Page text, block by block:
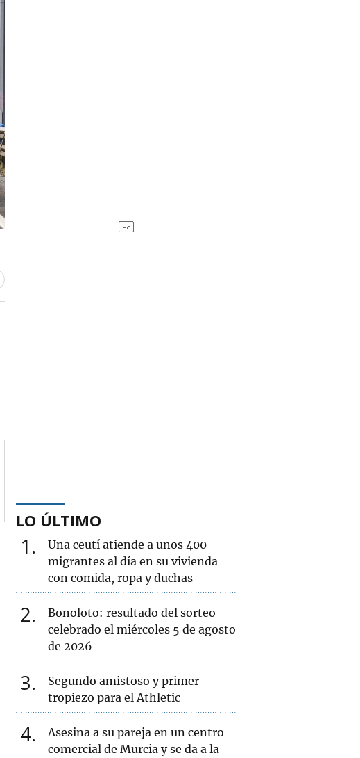
LO ÚLTIMO
1
Una ceutí atiende a unos 400
migrantes al día en su vivienda
con comida, ropa y duchas
2
Bonoloto: resultado del sorteo
celebrado el miércoles 5 de agosto
de 2026
3
Segundo amistoso y primer
tropiezo para el Athletic
4
Asesina a su pareja en un centro
comercial de Murcia y se da a la